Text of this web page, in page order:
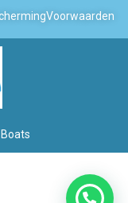
Voorwaarden